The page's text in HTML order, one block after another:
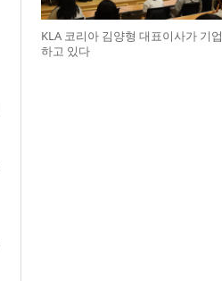
KLA 코리아 김양형 대표이사가 기
하고 있다